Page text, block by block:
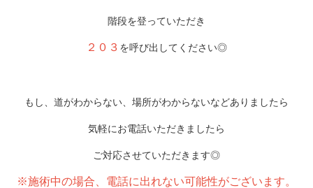
階段を登っていただき
２０３ を呼び出してください◎
もし、道がわからない、場所がわからないなどありましたら
気軽にお電話いただきましたら
ご対応させていただきます◎
※施術中の場合、電話に出れない可能性がございます。